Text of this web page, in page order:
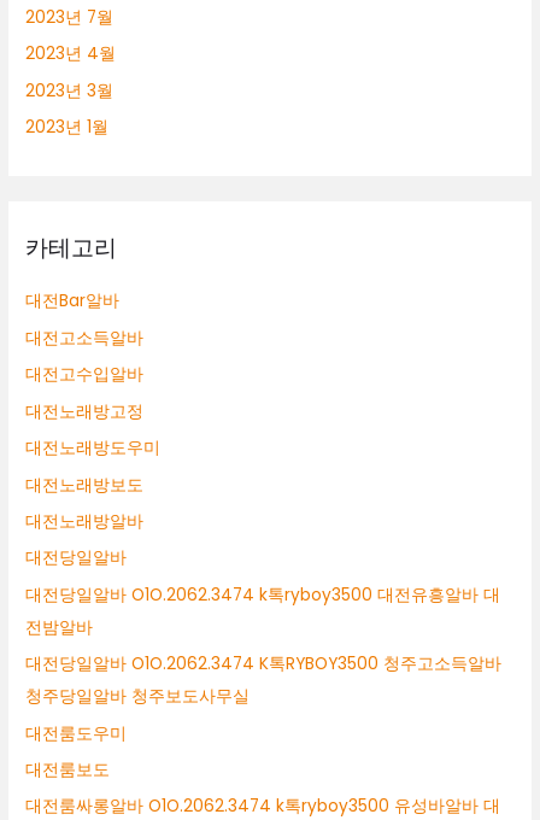
2023년 7월
2023년 4월
2023년 3월
2023년 1월
카테고리
대전Bar알바
대전고소득알바
대전고수입알바
대전노래방고정
대전노래방도우미
대전노래방보도
대전노래방알바
대전당일알바
대전당일알바 O1O.2062.3474 k톡ryboy3500 대전유흥알바 대
전밤알바
대전당일알바 O1O.2062.3474 K톡RYBOY3500 청주고소득알바
청주당일알바 청주보도사무실
대전룸도우미
대전룸보도
대전룸싸롱알바 O1O.2062.3474 k톡ryboy3500 유성바알바 대